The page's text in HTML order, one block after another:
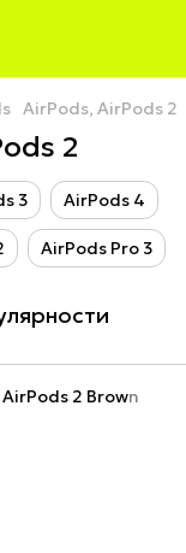
AirPods, AirPods 2
2
3 AirPods 4
AirPods Pro 3